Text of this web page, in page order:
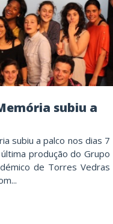
subiu a palco nos dias 7
produção do Grupo
de Torres Vedras